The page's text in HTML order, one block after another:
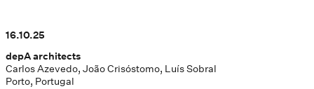
16.10.25
depA architects
Carlos Azevedo, João Crisóstomo, Luís Sobral
Porto, Portugal